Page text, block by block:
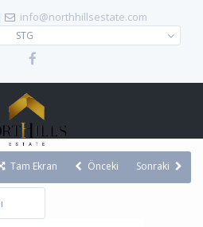
info@northhillsestate.com
STG
Tam Ekran Önceki Sonraki